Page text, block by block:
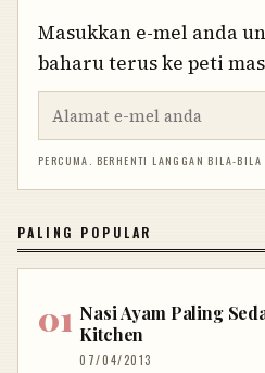
Masukkan e-mel anda
baharu terus ke peti
PERCUMA. BERHENTI LANGGAN BILA-BILA
PALING POPULAR
Nasi Ayam Paling
Kitchen
07/04/2013